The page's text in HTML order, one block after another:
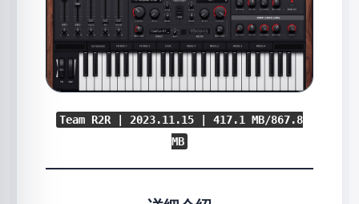
Team R2R | 2023.11.15 | 417.1 MB/867.8
MB